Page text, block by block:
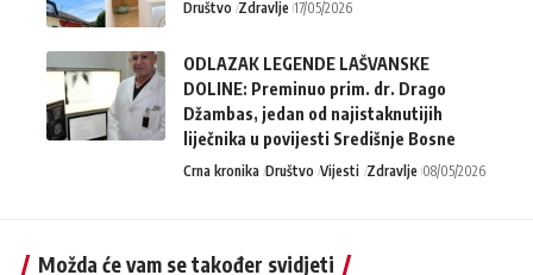
Društvo Zdravlje 17/05/2026
ODLAZAK LEGENDE LAŠVANSKE
DOLINE: Preminuo prim. dr. Drago
Džambas, jedan od najistaknutijih
liječnika u povijesti Središnje Bosne
Crna kronika Društvo Vijesti Zdravlje 08/05/2026
Možda će vam se također svidjeti